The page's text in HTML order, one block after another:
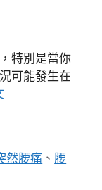
特別是當你
可能發生在
然腰痛 、 腰